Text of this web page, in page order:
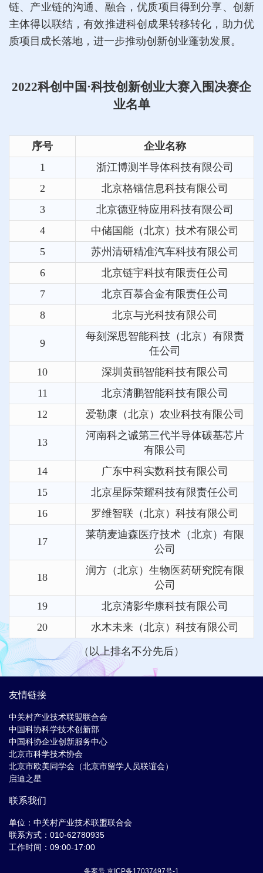
链、产业链的沟通、融合，优质项目得到分享、创新
主体得以联结，有效推进科创成果转移转化，助力优
质项目成长落地，进一步推动创新创业蓬勃发展。
2022科创中国·科技创新创业大赛入围决赛企
业名单
序号
企业名称
1
浙江博测半导体科技有限公司
2
北京格镭信息科技有限公司
3
北京德亚特应用科技有限公司
4
中储国能（北京）技术有限公司
5
苏州清研精准汽车科技有限公司
6
北京链宇科技有限责任公司
7
北京百慕合金有限责任公司
8
北京与光科技有限公司
9
每刻深思智能科技（北京）有限责
任公司
10
深圳黄鹂智能科技有限公司
11
北京清鹏智能科技有限公司
12
爱勒康（北京）农业科技有限公司
13
河南科之诚第三代半导体碳基芯片
有限公司
14
广东中科实数科技有限公司
15
北京星际荣耀科技有限责任公司
16
罗维智联（北京）科技有限公司
17
莱萌麦迪森医疗技术（北京）有限
公司
18
润方（北京）生物医药研究院有限
公司
19
北京清影华康科技有限公司
20
水木未来（北京）科技有限公司
（以上排名不分先后）
友情链接
中关村产业技术联盟联合会
中国科协科学技术创新部
中国科协企业创新服务中心
北京市科学技术协会
北京市欧美同学会（北京市留学人员联谊会）
启迪之星
联系我们
单位：中关村产业技术联盟联合会
联系方式：010-62780935
工作时间：09:00-17:00
备案号 京ICP备17037497号-1